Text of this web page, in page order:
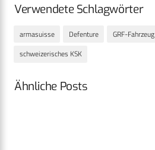
Verwendete Schlagwörter
armasuisse Defenture GRF-Fahrzeug
schweizerisches KSK
Ähnliche Posts